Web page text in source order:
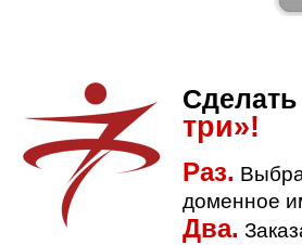
Сделать
три»!
Раз.
доменное
Два.